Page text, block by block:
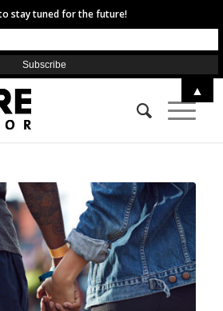
stay tuned for the future!
▲